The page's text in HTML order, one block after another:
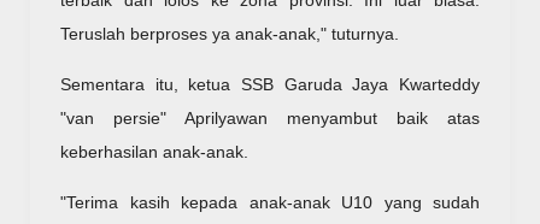
Teruslah berproses ya anak-anak," tuturnya.
Sementara itu, ketua SSB Garuda Jaya Kwarteddy
"van persie" Aprilyawan menyambut baik atas
keberhasilan anak-anak.
"Terima kasih kepada anak-anak U10 yang sudah